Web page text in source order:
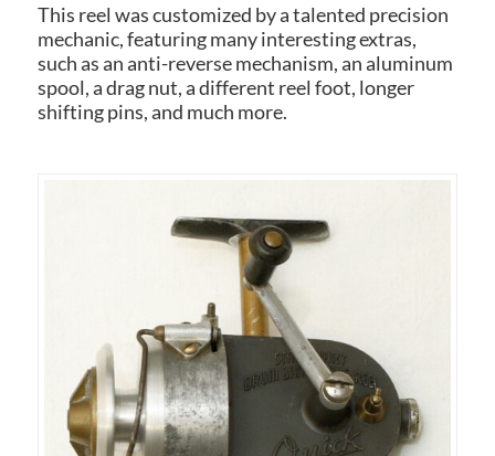
This reel was customized by a talented precision
mechanic, featuring many interesting extras,
such as an anti-reverse mechanism, an aluminum
spool, a drag nut, a different reel foot, longer
shifting pins, and much more.